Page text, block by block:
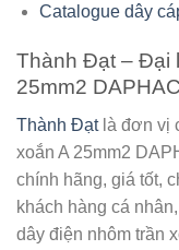
Catalogue dây
Thành Đạt – Đại
25mm2
Thành Đạtlà đơn vị
xoắn A 25mm2
chính hãng, giá tốt,
khách hàng cá
dây điện nhôm trần